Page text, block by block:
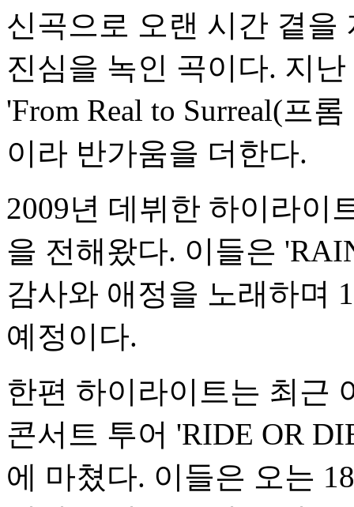
신곡으로 오랜 시간 곁을
진심을 녹인 곡이다. 지
'From Real to Surreal(프
이라 반가움을 더한다.
2009년 데뷔한 하이라이
을 전해왔다. 이들은
감사와 애정을 노래하며
예정이다.
한편 하이라이트는 최근
콘서트 투어 'RIDE OR
에 마쳤다. 이들은 오는